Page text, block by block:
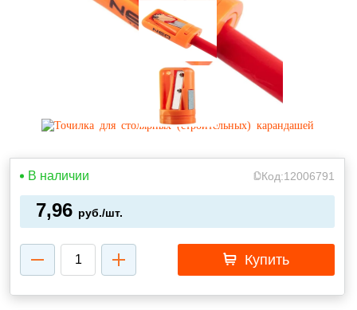
В наличии Код:12006791
7,96 руб./шт.
Купить